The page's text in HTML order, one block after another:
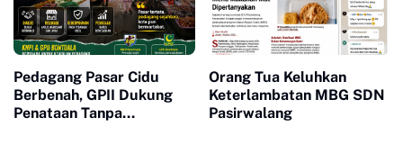
Pedagang Pasar Cidu
Berbenah, GPII Dukung
Penataan Tanpa
Orang Tua Keluhkan
Keterlambatan MBG SDN
Pasirwalang